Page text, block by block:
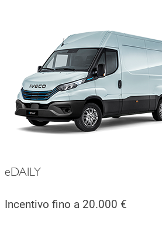
eDAILY
Incentivo fino a 20.000 €